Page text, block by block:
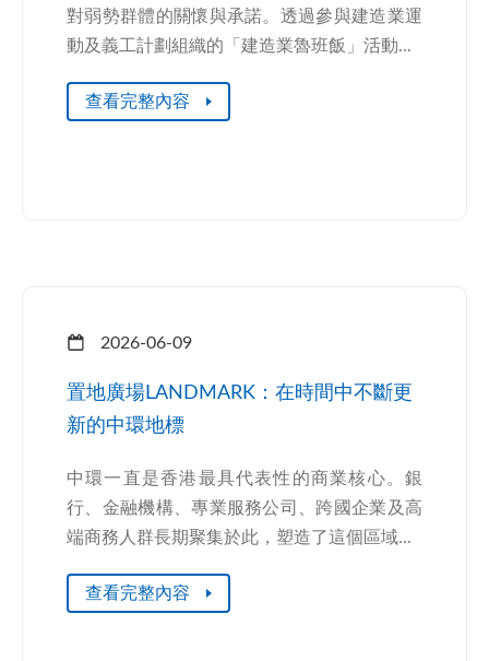
對弱勢群體的關懷與承諾。透過參與建造業運
動及義工計劃組織的「建造業魯班飯」活動...
查看完整內容
2026-06-09
置地廣場LANDMARK：在時間中不斷更
新的中環地標
中環一直是香港最具代表性的商業核心。銀
行、金融機構、專業服務公司、跨國企業及高
端商務人群長期聚集於此，塑造了這個區域...
查看完整內容